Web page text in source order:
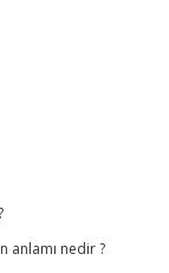
anlamı nedir ?